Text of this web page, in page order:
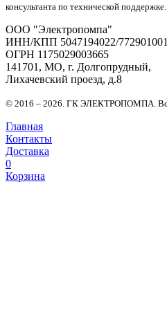
консультанта по технической поддержке.
OOO "Электропомпа"
ИНН/КПП 5047194022/772901001
ОГРН 1175029003665
141701, МО, г. Долгопрудный,
Лихачевский проезд, д.8
© 2016 – 2026. ГК ЭЛЕКТРОПОМПА.
Главная
Контакты
Доставка
0
Корзина